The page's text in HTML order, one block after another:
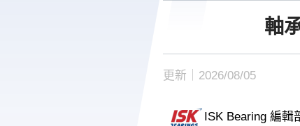
軸
更新｜2026/08/05
ISK Bearing 編輯